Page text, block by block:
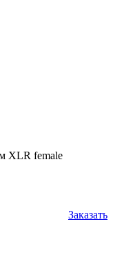
XLR female
Заказать